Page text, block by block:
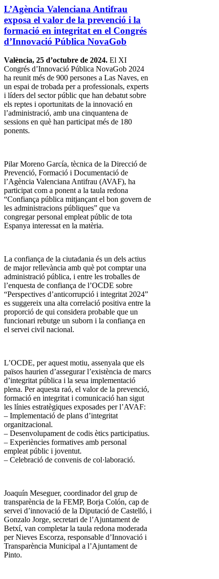
L’Agència Valenciana Antifrau
exposa el valor de la prevenció i la
formació en integritat en el Congrés
d’Innovació Pública NovaGob
València, 25 d’octubre de 2024. El XI
Congrés d’Innovació Pública NovaGob 2024
ha reunit més de 900 persones a Las Naves, en
un espai de trobada per a professionals, experts
i líders del sector públic que han debatut sobre
els reptes i oportunitats de la innovació en
l’administració, amb una cinquantena de
sessions en què han participat més de 180
ponents.
Pilar Moreno García, tècnica de la Direcció de
Prevenció, Formació i Documentació de
l’Agència Valenciana Antifrau (AVAF), ha
participat com a ponent a la taula redona
“Confiança pública mitjançant el bon govern de
les administracions públiques” que va
congregar personal empleat públic de tota
Espanya interessat en la matèria.
La confiança de la ciutadania és un dels actius
de major rellevància amb què pot comptar una
administració pública, i entre les troballes de
l’enquesta de confiança de l’OCDE sobre
“Perspectives d’anticorrupció i integritat 2024”
es suggereix una alta correlació positiva entre la
proporció de qui considera probable que un
funcionari rebutge un suborn i la confiança en
el servei civil nacional.
L’OCDE, per aquest motiu, assenyala que els
països haurien d’assegurar l’existència de marcs
d’integritat pública i la seua implementació
plena. Per aquesta raó, el valor de la prevenció,
formació en integritat i comunicació han sigut
les línies estratègiques exposades per l’AVAF:
– Implementació de plans d’integritat
organitzacional.
– Desenvolupament de codis ètics participatius.
– Experiències formatives amb personal
empleat públic i joventut.
– Celebració de convenis de col·laboració.
Joaquín Meseguer, coordinador del grup de
transparència de la FEMP, Borja Colón, cap de
servei d’innovació de la Diputació de Castelló, i
Gonzalo Jorge, secretari de l’Ajuntament de
Betxí, van completar la taula redona moderada
per Nieves Escorza, responsable d’Innovació i
Transparència Municipal a l’Ajuntament de
Pinto.